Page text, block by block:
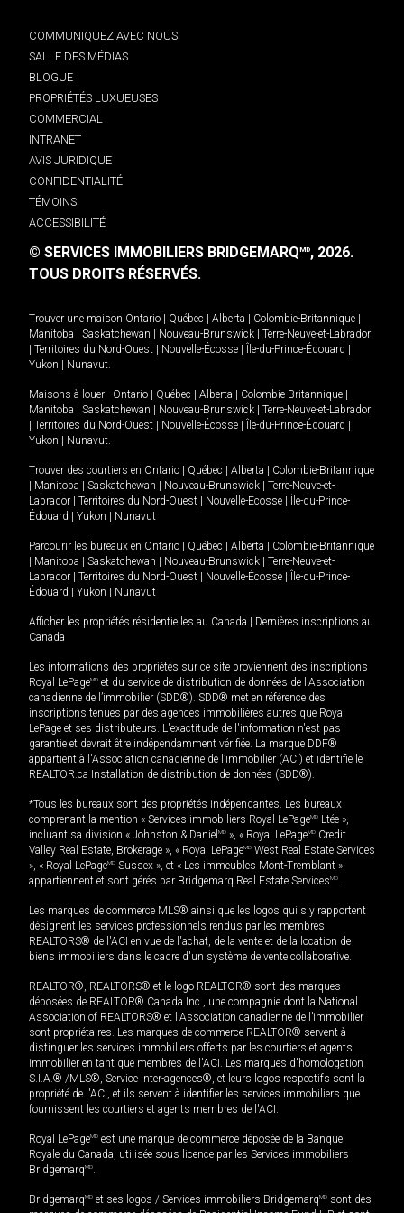
COMMUNIQUEZ AVEC NOUS
SALLE DES MÉDIAS
BLOGUE
PROPRIÉTÉS LUXUEUSES
COMMERCIAL
INTRANET
AVIS JURIDIQUE
CONFIDENTIALITÉ
TÉMOINS
ACCESSIBILITÉ
© SERVICES IMMOBILIERS BRIDGEMARQMD, 2026.
TOUS DROITS RÉSERVÉS.
Trouver une maison Ontario Québec Alberta Colombie-Britannique
Manitoba
Saskatchewan Nouveau-Brunswick
Terre-Neuve-et-Labrador
Territoires du Nord-Ouest Nouvelle-Écosse Île-du-Prince-Édouard
Yukon
Nunavut.
Maisons à louer - Ontario Québec Alberta Colombie-Britannique
Manitoba
Saskatchewan Nouveau-Brunswick
Terre-Neuve-et-Labrador
Territoires du Nord-Ouest Nouvelle-Écosse Île-du-Prince-Édouard
Yukon
Nunavut.
Trouver des courtiers en Ontario Québec Alberta
Colombie-Britannique
Manitoba Saskatchewan Nouveau-Brunswick
Terre-Neuve-et-
Labrador
Territoires du Nord-Ouest Nouvelle-Écosse
Île-du-Prince-
Édouard
Yukon Nunavut
Parcourir les bureaux en Ontario Québec Alberta
Colombie-Britannique
Manitoba Saskatchewan Nouveau-Brunswick
Terre-Neuve-et-
Labrador
Territoires du Nord-Ouest Nouvelle-Écosse
Île-du-Prince-
Édouard
Yukon Nunavut
Afficher les propriétés résidentielles au Canada
Dernières inscriptions au
Canada
Les informations des propriétés sur ce site proviennent des inscriptions
Royal LePageMD et du service de distribution de données de l'Association
canadienne de l’immobilier (SDD®). SDD® met en référence des
inscriptions tenues par des agences immobilières autres que Royal
LePage et ses distributeurs. L'exactitude de l'information n'est pas
garantie et devrait être indépendamment vérifiée. La marque DDF®
appartient à l'Association canadienne de l’immobilier (ACI) et identifie le
REALTOR.ca Installation de distribution de données (SDD®).
*Tous les bureaux sont des propriétés indépendantes. Les bureaux
comprenant la mention « Services immobiliers Royal LePageMD Ltée »,
incluant sa division « Johnston & Daniel MD », « Royal LePageMD Credit
Valley Real Estate, Brokerage », « Royal LePageMD West Real Estate Services
», « Royal LePageMD Sussex », et « Les immeubles Mont-Tremblant »
appartiennent et sont gérés par Bridgemarq Real Estate ServicesMD.
Les marques de commerce MLS® ainsi que les logos qui s'y rapportent
désignent les services professionnels rendus par les membres
REALTORS® de l'ACI en vue de l'achat, de la vente et de la location de
biens immobiliers dans le cadre d'un système de vente collaborative.
REALTOR®, REALTORS® et le logo REALTOR® sont des marques
déposées de REALTOR® Canada Inc., une compagnie dont la National
Association of REALTORS® et l'Association canadienne de l’immobilier
sont propriétaires. Les marques de commerce REALTOR® servent à
distinguer les services immobiliers offerts par les courtiers et agents
immobilier en tant que membres de l'ACI. Les marques d'homologation
S.I.A.® /MLS®, Service inter-agences®, et leurs logos respectifs sont la
propriété de l'ACI, et ils servent à identifier les services immobiliers que
fournissent les courtiers et agents membres de l'ACI.
Royal LePageMD est une marque de commerce déposée de la Banque
Royale du Canada, utilisée sous licence par les Services immobiliers
BridgemarqMD.
BridgemarqMD et ses logos / Services immobiliers BridgemarqMD sont des